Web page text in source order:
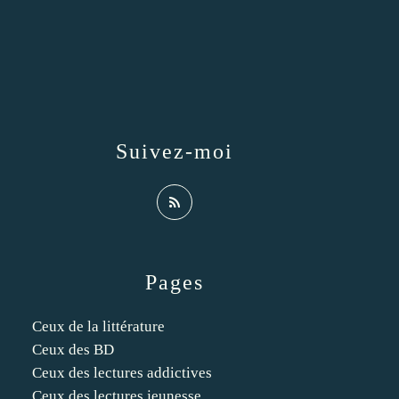
Pages
Ceux de la littérature
Ceux des BD
Ceux des lectures addictives
Suivez-moi